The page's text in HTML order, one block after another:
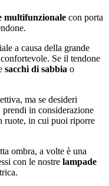
multifunzionale con porta
a causa della grande
Se il tendone
sacchi di sabbia o
ma se desideri
prendi in considerazione
ruote, in cui puoi riporre
ombra, a volte è una
con le nostre lampade